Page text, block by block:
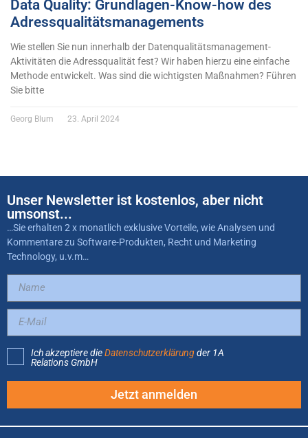
Data Quality: Grundlagen-Know-how des
Adressqualitätsmanagements
Wie stellen Sie nun innerhalb der Datenqualitätsmanagement-
Aktivitäten die Adressqualität fest? Wir haben hierzu eine einfache
Methode entwickelt. Was sind die wichtigsten Maßnahmen? Führen
Sie bitte
Georg Blum 23. April 2024
Unser Newsletter ist kostenlos, aber nicht
umsonst...
…Sie erhalten 2 x monatlich exklusive Vorteile, wie Analysen und
Kommentare zu Software-Produkten, Recht und Marketing
Technology, u.v.m…
Ich akzeptiere dieDatenschutzerklärungder 1A
Relations GmbH
Jetzt anmelden